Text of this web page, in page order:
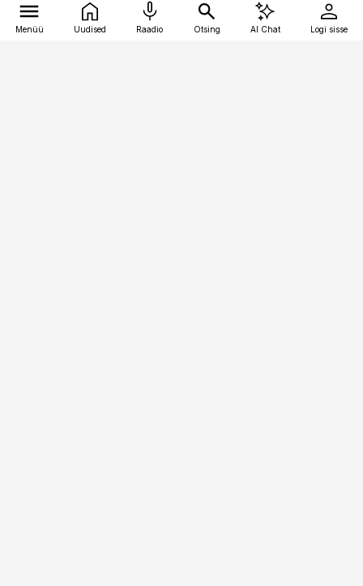
Menüü Uudised Raadio Otsing AI Chat Logi sisse